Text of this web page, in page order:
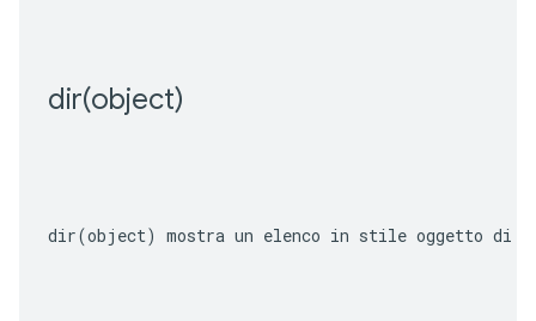
dir(object)
dir(object) mostra un elenco in stile oggetto di